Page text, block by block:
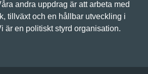
andra uppdrag är att arbeta med
tillväxt och en hållbar utveckling i
är en politiskt styrd organisation.